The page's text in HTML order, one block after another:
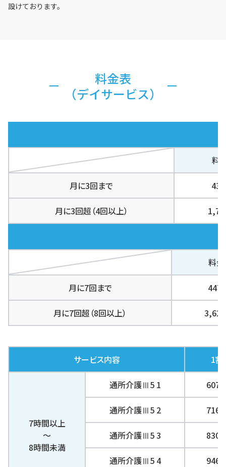
設けております。
料金表
（デイサービス）
料
月に3回まで
月に3回超（4回以上）
料金
月に7回まで 447
月に7回超（8回以上）
サービス内容 1割
7時間以上
～
8時間未満
通所介護Ⅲ5 1 607
通所介護Ⅲ5 2 716
通所介護Ⅲ5 3 830
通所介護Ⅲ5 4 946